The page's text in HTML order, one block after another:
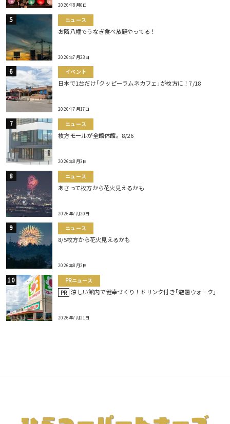
2026年8月6日
ニュース
お隣八幡でうなぎ食べ放題やってる！
2026年7月23日
イベント
日本で1台だけ｢クッピーラムネカフェ｣が枚方に！7/18
2026年7月17日
ニュース
枚方モールが全館休館。8/26
2026年8月3日
ニュース
あさって枚方から花火見えるかも
2026年7月20日
ニュース
8/5枚方から花火見えるかも
2026年8月2日
PRニュース
PR 涼しい館内で健幸づくり！ドリンク付き｢避暑ウォーク｣
2026年7月21日